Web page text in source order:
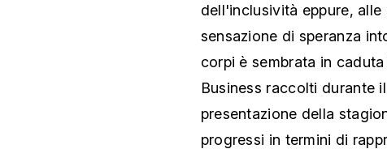
dell'inclusività eppure,
sensazione di speranza
corpi è sembrata in
Business raccolti durante
presentazione della
progressi in termini di